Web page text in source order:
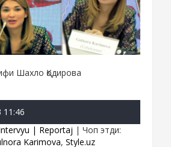
Шахло Қодирова
11:46
| Reportaj | Чоп этди:
Karimova, Style.uz